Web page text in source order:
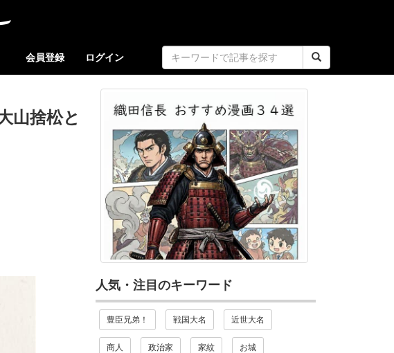
会員登録 ログイン
山捨松と
人気・注目のキーワード
豊臣兄弟！ 戦国大名 近世大名
商人 政治家 家紋 お城